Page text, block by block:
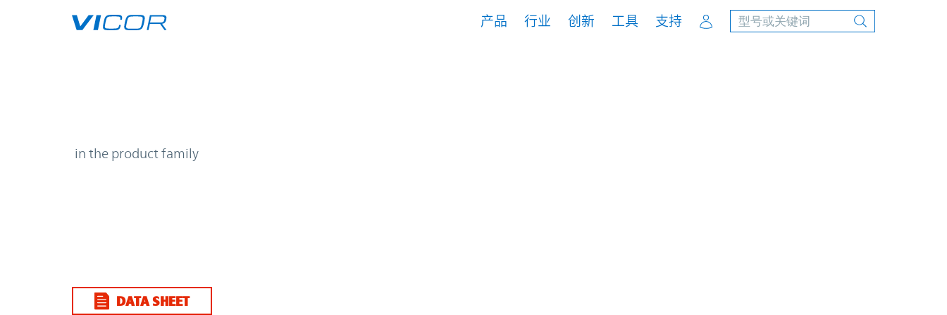
产品 行业 创新 工具 支持 Account
in the product family
DATA SHEET